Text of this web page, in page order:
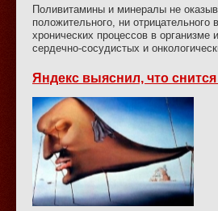
Поливитамины и минералы не
положительного, ни отрицательного
хронических процессов в организме
сердечно-сосудистых и
Яндекс выяснил, что